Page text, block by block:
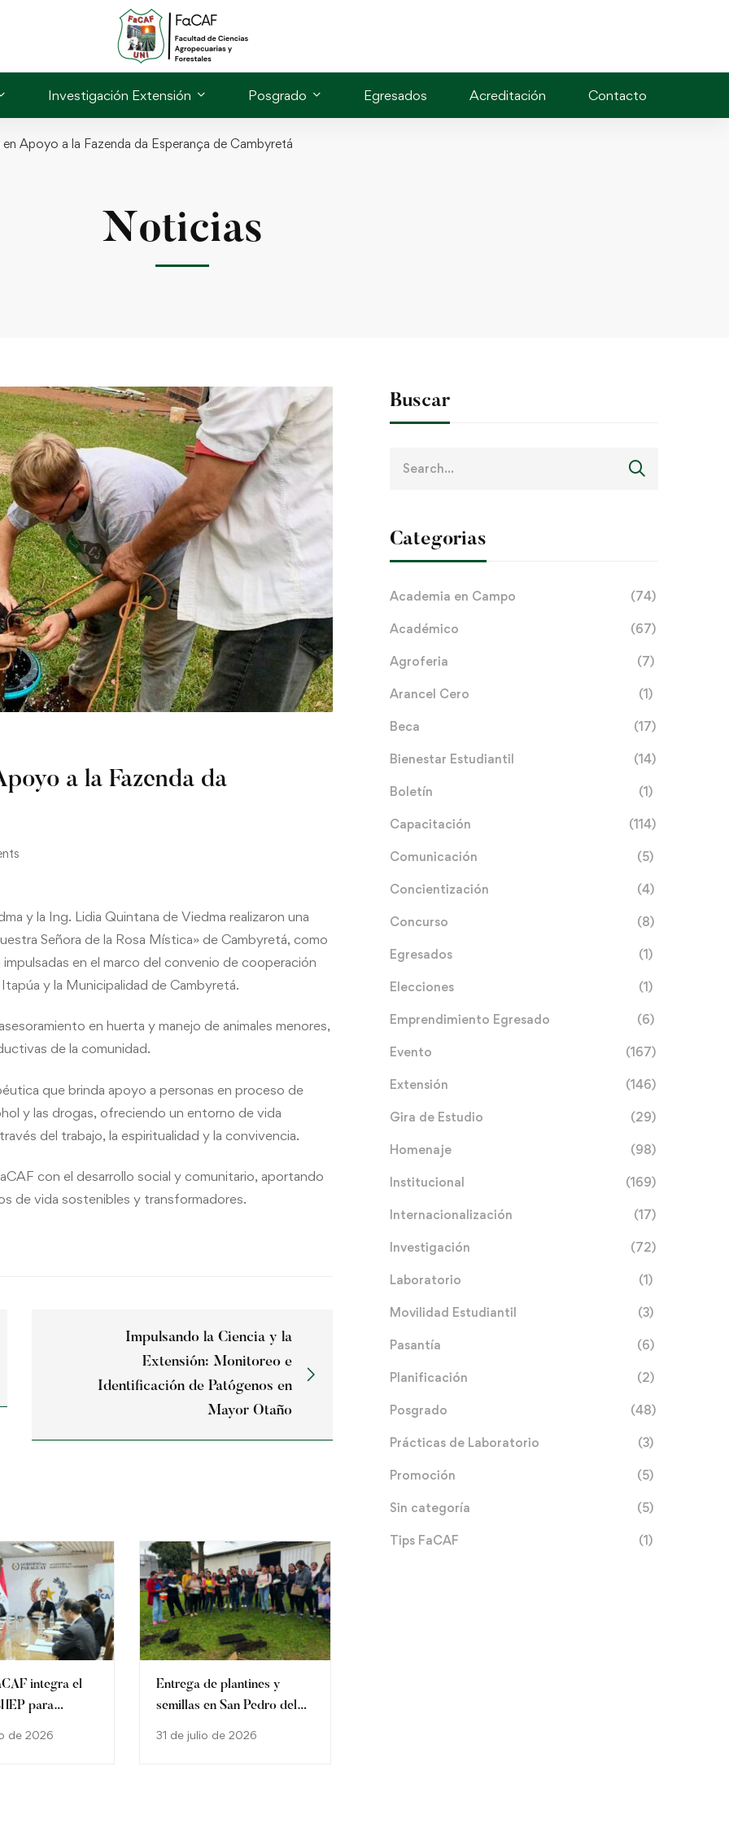
Investigación Extensión Posgrado Egresados Acreditación Contacto
Apoyo a la Fazenda da Esperança de Cambyretá
Noticias
a la Fazenda da
y la Ing. Lidia Quintana de Viedma realizaron una
Señora de la Rosa Mística» de Cambyretá, como
en el marco del convenio de cooperación
y la Municipalidad de Cambyretá.
en huerta y manejo de animales menores,
de la comunidad.
que brinda apoyo a personas en proceso de
y las drogas, ofreciendo un entorno de vida
del trabajo, la espiritualidad y la convivencia.
con el desarrollo social y comunitario, aportando
de vida sostenibles y transformadores.
Impulsando la Ciencia y la
Extensión: Monitoreo e
Identificación de Patógenos en
Mayor Otaño
integra el
para
de 2026
Entrega de plantines y
semillas en San Pedro del
31 de julio de 2026
Buscar
Categorias
Academia en Campo (74)
Académico (67)
Agroferia (7)
Arancel Cero (1)
Beca (17)
Bienestar Estudiantil (14)
Boletín (1)
Capacitación (114)
Comunicación (5)
Concientización (4)
Concurso (8)
Egresados (1)
Elecciones (1)
Emprendimiento Egresado (6)
Evento (167)
Extensión (146)
Gira de Estudio (29)
Homenaje (98)
Institucional (169)
Internacionalización (17)
Investigación (72)
Laboratorio (1)
Movilidad Estudiantil (3)
Pasantía (6)
Planificación (2)
Posgrado (48)
Prácticas de Laboratorio (3)
Promoción (5)
Sin categoría (5)
Tips FaCAF (1)